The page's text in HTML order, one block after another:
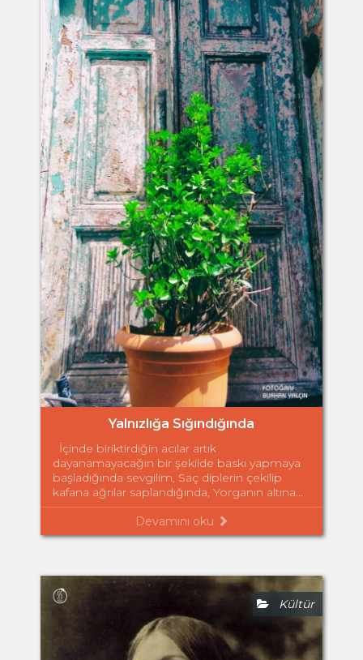
Yalnızlığa Sığındığında
İçinde biriktirdiğin acılar artık
dayanamayacağın bir şekilde baskı yapmaya
başladığında sevgilim, Saç diplerin çekilip
kafana ağrılar saplandığında, Yorganın altına...
Devamını oku
Kültür